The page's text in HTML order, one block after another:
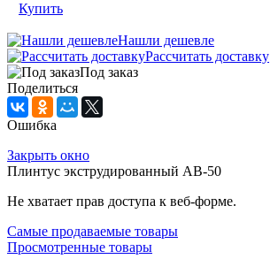
Купить
Нашли дешевле
Рассчитать доставку
Под заказ
Поделиться
Ошибка
Закрыть окно
Плинтус экструдированный AB-50
Не хватает прав доступа к веб-форме.
Самые продаваемые товары
Просмотренные товары